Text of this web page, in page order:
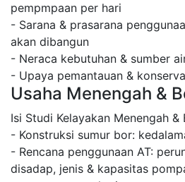
pempmpaan per hari
- Sarana & prasarana
akan dibangun
- Neraca kebutuhan & sumber
- Upaya pemantauan &
Usaha Menengah &
Isi Studi Kelayakan Menengah &
- Konstruksi sumur bor:
- Rencana penggunaan AT:
disadap, jenis & kapasitas